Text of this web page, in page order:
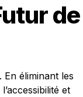
de
En éliminant les
et